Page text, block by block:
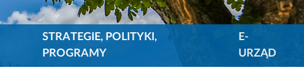
STRATEGIE, POLITYKI,
PROGRAMY
E-
URZĄD